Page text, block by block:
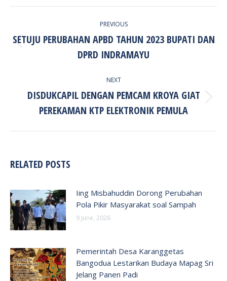
PREVIOUS
Previous
post:
SETUJU PERUBAHAN APBD TAHUN 2023 BUPATI DAN
DPRD INDRAMAYU
NEXT
Next
post:
DISDUKCAPIL DENGAN PEMCAM KROYA GIAT
PEREKAMAN KTP ELEKTRONIK PEMULA
RELATED POSTS
Iing Misbahuddin Dorong Perubahan
Pola Pikir Masyarakat soal Sampah
9 June, 2026
Pemerintah Desa Karanggetas
Bangodua Lestarikan Budaya Mapag Sri
Jelang Panen Padi